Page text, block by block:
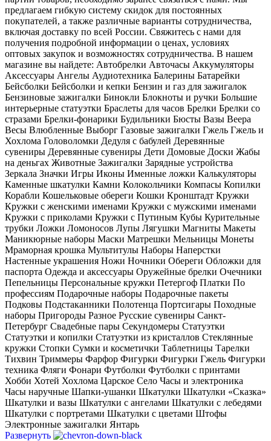
предлагаем гибкую систему скидок для постоянных
покупателей, а также различные варианты сотрудничества,
включая доставку по всей России. Свяжитесь с нами для
получения подробной информации о ценах, условиях
оптовых закупок и возможностях сотрудничества. В нашем
магазине вы найдете: Автобрелки Авточасы Аккумуляторы
Аксессуары Ангелы Аудиотехника Балерины Батарейки
Бейсболки Бейсболки и кепки Бензин и газ для зажигалок
Бензиновые зажигалки Бинокли Блокноты и ручки Большие
интерьерные статуэтки Браслеты для часов Брелки Брелки со
стразами Брелки-фонарики Будильники Бюсты Вазы Веера
Весы Влюбленные Выборг Газовые зажигалки Гжель Гжель и
Хохлома Головоломки Дедуля с бабулей Деревянные
сувениры Деревянные сувениры Дети Домовые Доски Жабы
на деньгах Животные Зажигалки Зарядные устройства
Зеркала Значки Игры Иконы Именные ложки Калькуляторы
Каменные шкатулки Камни Колокольчики Компасы Копилки
Корабли Кошельковые обереги Кошки Кронштадт Кружки
Кружки с женскими именами Кружки с мужскими именами
Кружки с приколами Кружки с Путиным Кубы Курительные
трубки Ложки Ломоносов Лупы Лягушки Магниты Макеты
Маникюрные наборы Маски Матрешки Мельницы Монеты
Мраморная крошка Мультитулы Наборы Наперстки
Настенные украшения Ножи Ночники Обереги Обложки для
паспорта Одежда и аксессуары Оружейные брелки Очечники
Пепельницы Персональные кружки Петергоф Платки По
профессиям Подарочные наборы Подарочные пакеты
Подковы Подстаканники Полотенца Портсигары Походные
наборы Пригороды Разное Русские сувениры Санкт-
Петербург Свадебные пары Секундомеры Статуэтки
Статуэтки и копилки Статуэтки из кристаллов Стеклянные
кружки Стопки Сумки и косметички Таблетницы Тарелки
Тихвин Триммеры Фарфор Фигурки Фигурки Гжель Фигурки
техника Фляги Фонари Футболки Футболки с принтами
Хобби Хотей Хохлома Царское Село Часы и электроника
Часы наручные Шапки-ушанки Шкатулки Шкатулки «Сказка»
Шкатулки и вазы Шкатулки с ангелами Шкатулки с лебедями
Шкатулки с портретами Шкатулки с цветами Штофы
Электронные зажигалки Янтарь
Развернуть